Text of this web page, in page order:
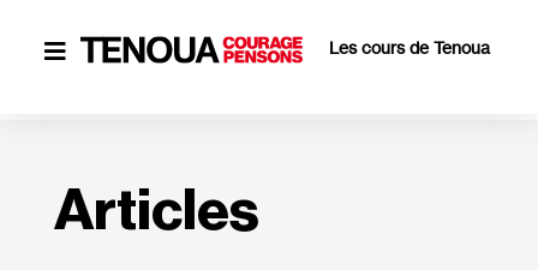
 Les cours de Tenoua
Articles